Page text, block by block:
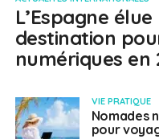
L’Espagne
destination
numériques en
VIE PRATIQUE
Nomades
pour